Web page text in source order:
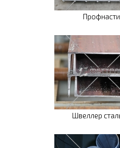
Швеллер